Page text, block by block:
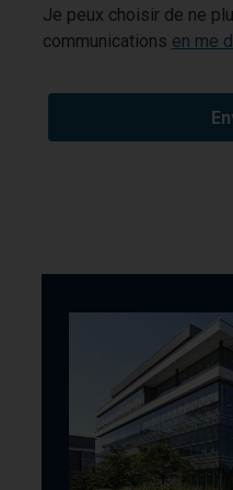
Je peux choisir de ne
communications en me